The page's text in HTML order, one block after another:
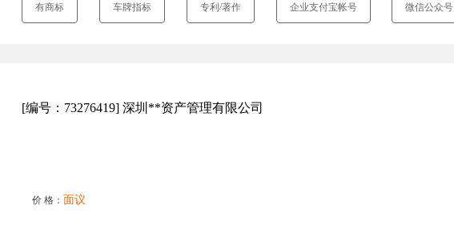
有商标 车牌指标 专利/著作 企业支付宝帐号 微信公众号
[编号：73276419] 深圳**资产管理有限公司
价 格： 面议